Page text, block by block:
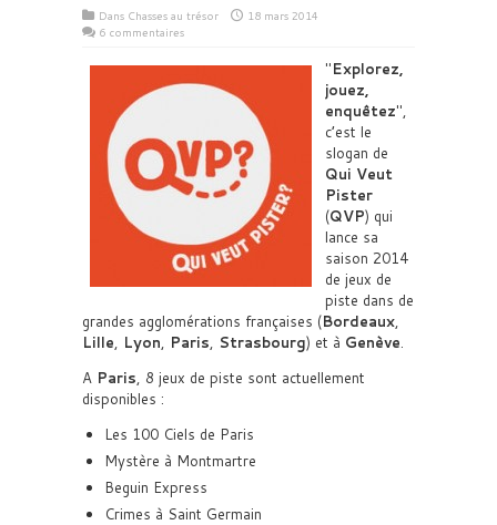
Dans Chasses au trésor
18 mars 2014
6 commentaires
Explorez,
jouez,
enquêtez ,
c’est le
slogan de
Qui Veut
Pister
(QVP) qui
lance sa
saison 2014
de jeux de
piste dans de
grandes agglomérations françaises (Bordeaux,
Lille, Lyon, Paris, Strasbourg) et à Genève.
A Paris, 8 jeux de piste sont actuellement
disponibles :
Les 100 Ciels de Paris
Mystère à Montmartre
Beguin Express
Crimes à Saint Germain